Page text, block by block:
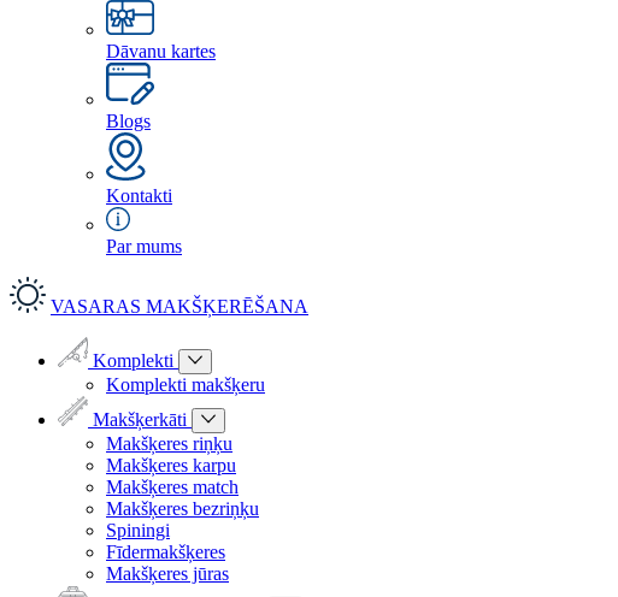
Dāvanu kartes
Blogs
Kontakti
Par mums
VASARAS MAKŠĶERĒŠANA
Komplekti
Komplekti makšķeru
Makšķerkāti
Makšķeres riņķu
Makšķeres karpu
Makšķeres match
Makšķeres bezriņķu
Spiningi
Fīdermakšķeres
Makšķeres jūras